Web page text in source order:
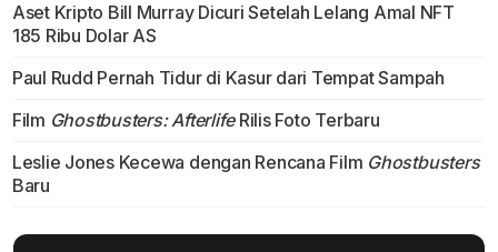
Aset Kripto Bill Murray Dicuri Setelah Lelang Amal NFT
185 Ribu Dolar AS
Paul Rudd Pernah Tidur di Kasur dari Tempat Sampah
Film Ghostbusters: AfterlifeRilis Foto Terbaru
Leslie Jones Kecewa dengan Rencana Film Ghostbusters
Baru